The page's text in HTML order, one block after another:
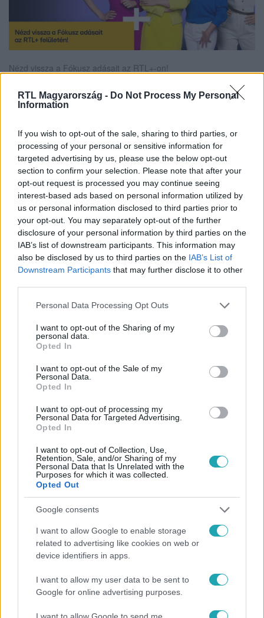
RTL Magyarország - Do Not Process My Personal
Information
If you wish to opt-out of the sale, sharing to third parties, or
processing of your personal or sensitive information for
targeted advertising by us, please use the below opt-out
section to confirm your selection. Please note that after your
opt-out request is processed you may continue seeing
interest-based ads based on personal information utilized by
us or personal information disclosed to third parties prior to
your opt-out. You may separately opt-out of the further
disclosure of your personal information by third parties on the
IAB’s list of downstream participants. This information may
also be disclosed by us to third parties on the IAB’s List of
Downstream Participants that may further disclose it to other
Please note that this website/app uses one or more Google
not limited to your visit or usage behaviour. You may click to
grant or deny consent to Google and its third-party tags to
use your data for below specified purposes in below Google
consent section.
Personal Data Processing Opt Outs
I want to opt-out of the Sharing of my
personal data.
Opted In
I want to opt-out of the Sale of my
Personal Data.
Opted In
I want to opt-out of processing my
Personal Data for Targeted Advertising.
Opted In
I want to opt-out of Collection, Use,
Retention, Sale, and/or Sharing of my
Personal Data that Is Unrelated with the
Purposes for which it was collected.
Opted Out
Google consents
I want to allow Google to enable storage
related to advertising like cookies on web or
device identifiers in apps.
I want to allow my user data to be sent to
Google for online advertising purposes.
I want to allow Google to send me
Nézd vissza a Fókusz adásait az RTL+-on!
legyen a Google-találatokban!
Követem
FÓKUSZ #VIDEÓ #ADÁSRÉSZLETEK
DAVID COULTHARD
PILÓTA # DZSÚDLÓ #TÖRŐCSIK DANI
SHOW
Népszerű